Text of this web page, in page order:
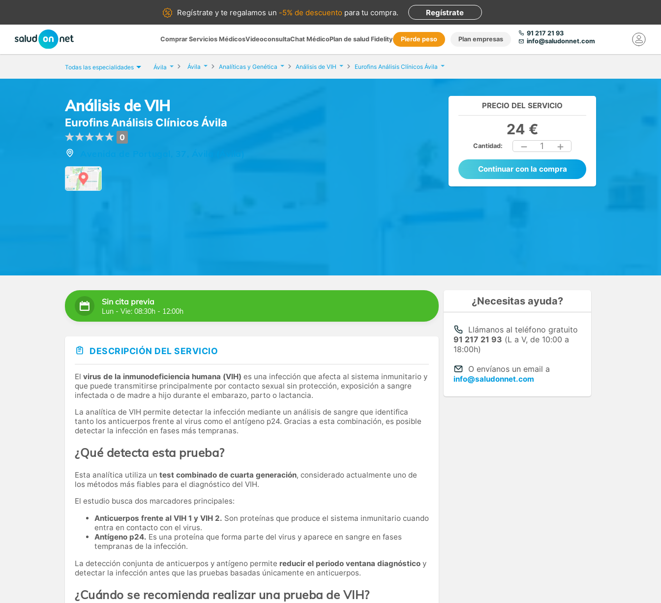
Regístrate yte regalamos un -5% de descuento para tu compra. Regístrate
Comprar Servicios MédicosVideoconsultaChat MédicoPlan de salud Fidelity Pierde peso Plan empresas
91 217 21 93
info@saludonnet.com
Todas las especialidades Ávila Ávila Analíticas y Genética Análisis de VIH Eurofins Análisis Clínicos Ávila
Análisis de VIH
Eurofins Análisis Clínicos Ávila
0
PRECIO DEL SERVICIO
24 €
Cantidad: 1
Continuar con la compra
Sin cita previa
Lun - Vie: 08:30h - 12:00h
DESCRIPCIÓN DEL SERVICIO
El virus de la inmunodeficiencia humana (VIH) es una infección que afecta al sistema inmunitario y
que puede transmitirse principalmente por contacto sexual sin protección, exposición a sangre
infectada o de madre a hijo durante el embarazo, parto o lactancia.
La analítica de VIH permite detectar la infección mediante un análisis de sangre que identifica
tanto los anticuerpos frente al virus como el antígeno p24. Gracias a esta combinación, es posible
detectar la infección en fases más tempranas.
¿Qué detecta esta prueba?
Esta analítica utiliza un test combinado de cuarta generación, considerado actualmente uno de
los métodos más fiables para el diagnóstico del VIH.
El estudio busca dos marcadores principales:
Anticuerpos frente al VIH 1 y VIH 2. Son proteínas que produce el sistema inmunitario cuando
entra en contacto con el virus.
Antígeno p24. Es una proteína que forma parte del virus y aparece en sangre en fases
tempranas de la infección.
La detección conjunta de anticuerpos y antígeno permite reducir el periodo ventana diagnóstico y
detectar la infección antes que las pruebas basadas únicamente en anticuerpos.
¿Cuándo se recomienda realizar una prueba de VIH?
¿Necesitas ayuda?
Llámanos al teléfono gratuito
91 217 21 93 (L a V, de 10:00 a
18:00h)
O envíanos un email a
info@saludonnet.com